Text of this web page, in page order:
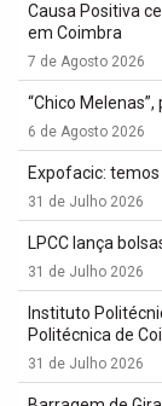
Causa Positiva
em Coimbra
7 de Agosto 2026
“Chico
6 de Agosto 2026
Expofacic:
31 de Julho 2026
LPCC lança
31 de Julho 2026
Instituto
Politécnica de
31 de Julho 2026